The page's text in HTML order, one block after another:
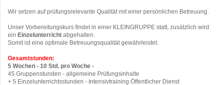
Wir setzen auf prüfungsrelevante Qualität mit einer persönlichen Betreuung.
Unser Vorbereitungskurs findet in einer KLEINGRUPPE statt, zusätzlich wird
ein Einzelunterricht abgehalten.
Somit ist eine optimale Betreuungsqualität gewährleistet.
Gesamtstunden:
5 Wochen - 10 Std. pro Woche -
45 Gruppenstunden - allgemeine Prüfungsinhalte
+ 5 Einzelunterrichtsstunden - Intensivtraining Öffentlicher Dienst